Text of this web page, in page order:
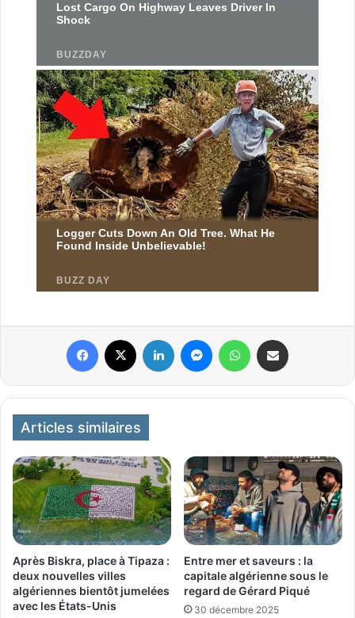
Articles similaires
Après Biskra, place à Tipaza :
deux nouvelles villes
algériennes bientôt jumelées
avec les États-Unis
Entre mer et saveurs : la
capitale algérienne sous le
regard de Gérard Piqué
30 décembre 2025